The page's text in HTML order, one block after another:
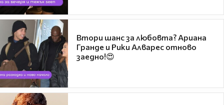
Втори шанс за любовта? Ариана
Гранде и Рики Алварес отново
заедно!😍